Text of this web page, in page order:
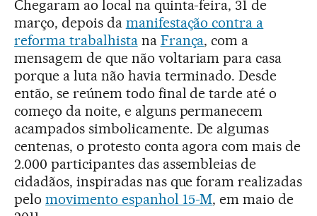
Chegaram ao local na quinta-feira, 31 de
março, depois da manifestação contra a
reforma trabalhistana França, com a
mensagem de que não voltariam para casa
porque a luta não havia terminado. Desde
então, se reúnem todo final de tarde até o
começo da noite, e alguns permanecem
acampados simbolicamente. De algumas
centenas, o protesto conta agora com mais de
2.000 participantes das assembleias de
cidadãos, inspiradas nas que foram realizadas
pelo movimento espanhol 15-M, em maio de